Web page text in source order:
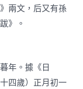
兩文，后又有孫
》。
年。據《日
四歲）正月初一